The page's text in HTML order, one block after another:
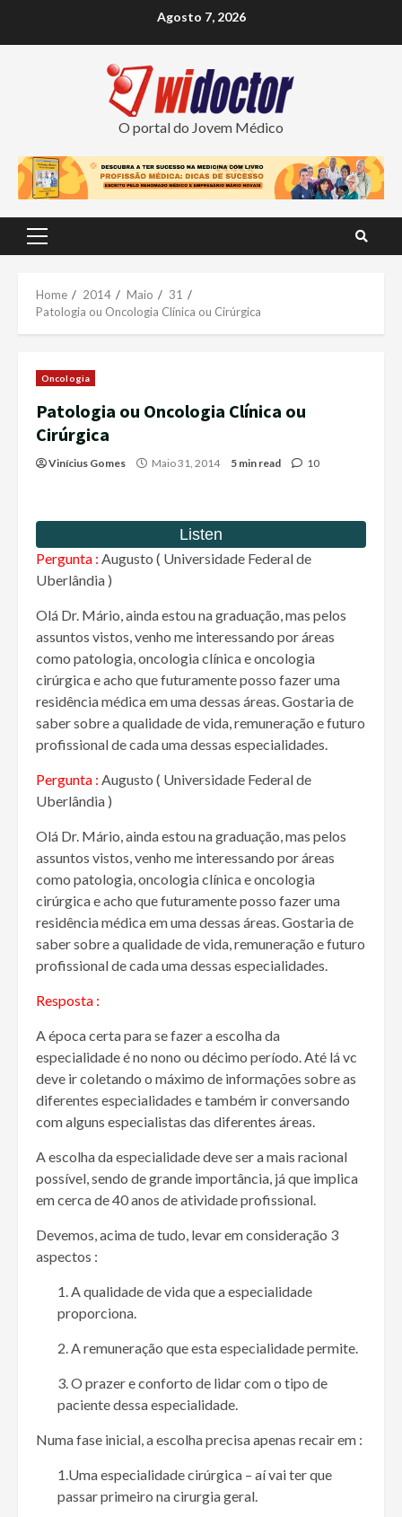
Agosto 7, 2026
O portal do Jovem Médico
Primary
Home 2014 Maio
31
Patologia ou Oncologia Clínica ou Cirúrgica
Oncologia
Patologia ou Oncologia Clínica ou
Cirúrgica
Vinícius Gomes Maio 31, 2014 5 min read 10
Pergunta : Augusto ( Universidade Federal de
Uberlândia )
Olá Dr. Mário, ainda estou na graduação, mas pelos
assuntos vistos, venho me interessando por áreas
como patologia, oncologia clínica e oncologia
cirúrgica e acho que futuramente posso fazer uma
residência médica em uma dessas áreas. Gostaria de
saber sobre a qualidade de vida, remuneração e futuro
profissional de cada uma dessas especialidades.
Pergunta : Augusto ( Universidade Federal de
Uberlândia )
Olá Dr. Mário, ainda estou na graduação, mas pelos
assuntos vistos, venho me interessando por áreas
como patologia, oncologia clínica e oncologia
cirúrgica e acho que futuramente posso fazer uma
residência médica em uma dessas áreas. Gostaria de
saber sobre a qualidade de vida, remuneração e futuro
profissional de cada uma dessas especialidades.
Resposta :
A época certa para se fazer a escolha da
especialidade é no nono ou décimo período. Até lá vc
deve ir coletando o máximo de informações sobre as
diferentes especialidades e também ir conversando
com alguns especialistas das diferentes áreas.
A escolha da especialidade deve ser a mais racional
possível, sendo de grande importância, já que implica
em cerca de 40 anos de atividade profissional.
Devemos, acima de tudo, levar em consideração 3
aspectos :
1. A qualidade de vida que a especialidade
proporciona.
2. A remuneração que esta especialidade permite.
3. O prazer e conforto de lidar com o tipo de
paciente dessa especialidade.
Numa fase inicial, a escolha precisa apenas recair em :
1.Uma especialidade cirúrgica – aí vai ter que
passar primeiro na cirurgia geral.